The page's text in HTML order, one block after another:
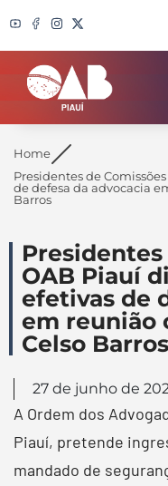
Search
Home
Presidentes de
de defesa da advocacia
Barros
Presidentes
OAB Piauí
efetivas de
em reunião
Celso Barros
27 de junho de
A Ordem dos
Piauí, pretende
mandado de